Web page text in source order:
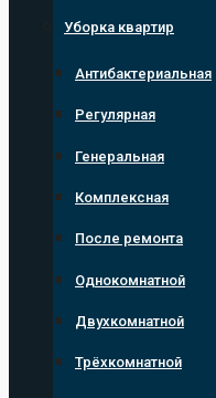
Уборка квартир
Антибактериальная
Регулярная
Генеральная
Комплексная
После ремонта
Однокомнатной
Двухкомнатной
Трёхкомнатной